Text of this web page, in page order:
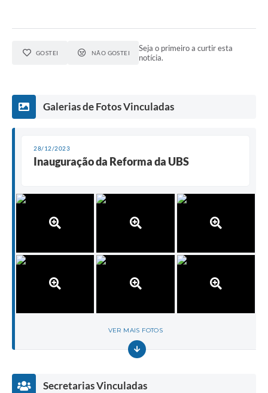
GOSTEI NÃO GOSTEI
Seja o primeiro a curtir esta
notícia.
Galerias de Fotos Vinculadas
28/12/2023
Inauguração da Reforma da UBS
VER MAIS FOTOS
Secretarias Vinculadas